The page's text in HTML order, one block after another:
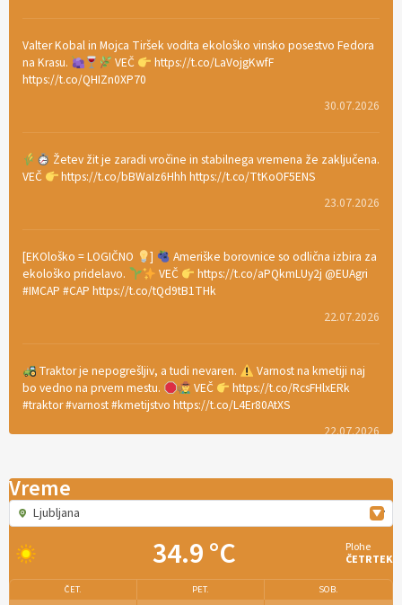
Valter Kobal in Mojca Tiršek vodita ekološko vinsko posestvo Fedora
na Krasu.
VEČ
https://t.co/LaVojgKwfF
https://t.co/QHIZn0XP70
30.07.2026
Žetev žit je zaradi vročine in stabilnega vremena že zaključena.
VEČ
https://t.co/bBWaIz6Hhh https://t.co/TtKoOF5ENS
23.07.2026
[EKOloško = LOGIČNO ]
Ameriške borovnice so odlična izbira za
ekološko pridelavo.
VEČ
https://t.co/aPQkmLUy2j @EUAgri
#IMCAP #CAP https://t.co/tQd9tB1THk
22.07.2026
Traktor je nepogrešljiv, a tudi nevaren.
Varnost na kmetiji naj
bo vedno na prvem mestu.
VEČ
https://t.co/RcsFHlxERk
#traktor #varnost #kmetijstvo https://t.co/L4Er80AtXS
22.07.2026
[EKOloško = LOGIČNO
kmetijstvo
in predvsem reja travojedih živali
. VEČ
https://t.co/YvDmY3UNng @EUAgri #IMCAP #CAP
21.07.2026
Vreme
Ljubljana
34.9 °C
Plohe
ČETRTEK
ČET. PET. SOB.